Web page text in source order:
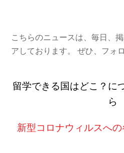
こちらのニュースは、毎日、
アしております。 ぜひ、フォ
留学できる国はどこ？に
ら
新型コロナウィルスへ